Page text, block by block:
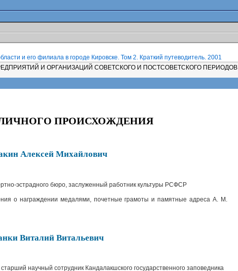
и его филиала в городе Кировске. Том 2. Краткий путеводитель. 2001
И ОРГАНИЗАЦИЙ СОВЕТСКОГО И ПОСТСОВЕТСКОГО ПЕРИОДОВ
ПРОИСХОЖДЕНИЯ
Алексей Михайлович
эстрадного бюро, заслуженный работник культуры РСФСР
о награждении медалями, почетные грамоты и памятные адреса А. М.
Виталий Витальевич
научный сотрудник Кандалакшского государственного заповедника